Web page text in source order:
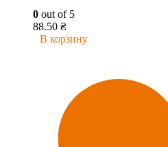
0 out of 5
88.50 ₴
В корзину